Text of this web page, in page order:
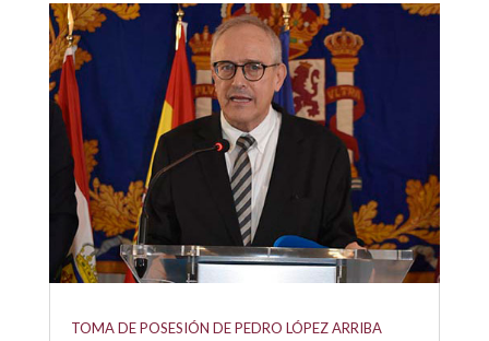
TOMA DE POSESIÓN DE PEDRO LÓPEZ ARRIBA